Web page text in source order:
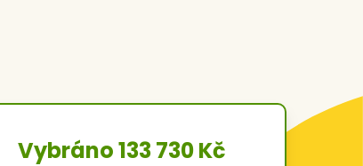
Vybráno 133 730 Kč